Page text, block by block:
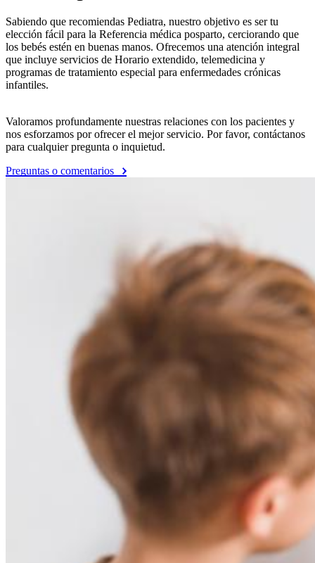
Sabiendo que recomiendas Pediatra, nuestro objetivo es ser tu
elección fácil para la Referencia médica posparto, cerciorando que
los bebés estén en buenas manos. Ofrecemos una atención integral
que incluye servicios de Horario extendido, telemedicina y
programas de tratamiento especial para enfermedades crónicas
infantiles.
Valoramos profundamente nuestras relaciones con los pacientes y
nos esforzamos por ofrecer el mejor servicio. Por favor, contáctanos
para cualquier pregunta o inquietud.
Preguntas o comentarios